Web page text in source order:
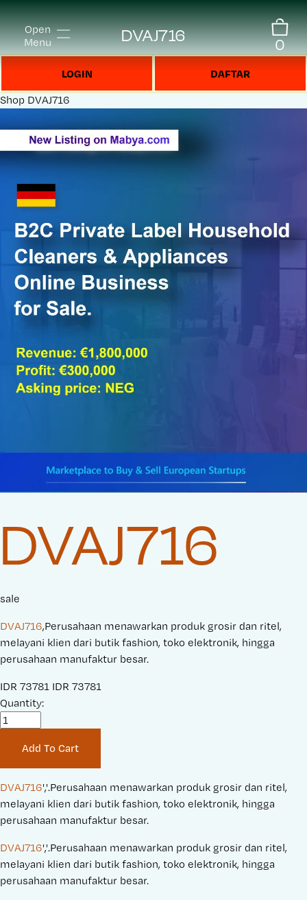
Open
Menu
DVAJ716 0
LOGIN DAFTAR
Shop DVAJ716
DVAJ716
sale
DVAJ716,Perusahaan menawarkan produk grosir dan ritel,
melayani klien dari butik fashion, toko elektronik, hingga
perusahaan manufaktur besar.
S
a
r
i
c
e
IDR 73781 O
i
n
a
l
P
i
c
e
IDR 73781
Quantity:
Add To Cart
DVAJ716','.Perusahaan menawarkan produk grosir dan ritel,
melayani klien dari butik fashion, toko elektronik, hingga
perusahaan manufaktur besar.
DVAJ716','.Perusahaan menawarkan produk grosir dan ritel,
melayani klien dari butik fashion, toko elektronik, hingga
perusahaan manufaktur besar.